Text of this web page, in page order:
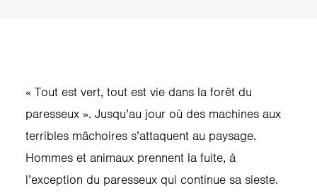
« Tout est vert, tout est vie dans la forêt du
paresseux ». Jusqu’au jour où des machines aux
terribles mâchoires s’attaquent au paysage.
Hommes et animaux prennent la fuite, à
l’exception du paresseux qui continue sa sieste.